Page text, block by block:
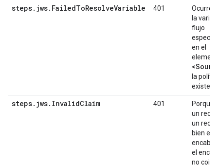
steps.jws.FailedToResolveVariable 401
Ocurre
la
flujo
en el
la
existe.
steps. jws. InvalidClaim 401
Porque
un
un
bien el
el
no